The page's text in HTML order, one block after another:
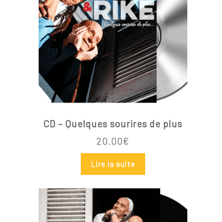
Go To Shop
CD – Quelques sourires de plus
20.00€
Lire la suite